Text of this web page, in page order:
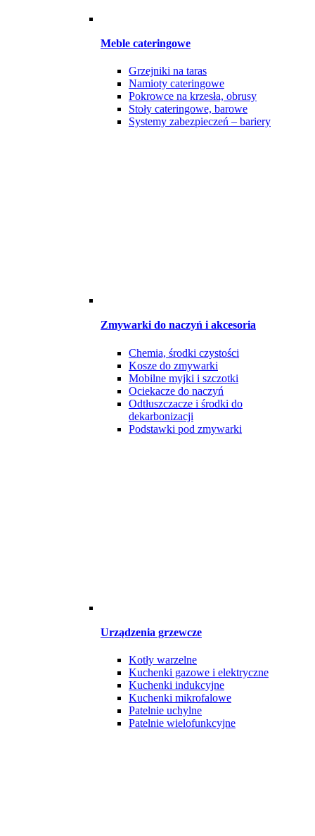
Meble cateringowe
Grzejniki na taras
Namioty cateringowe
Pokrowce na krzesła, obrusy
Stoły cateringowe, barowe
Systemy zabezpieczeń – bariery
Zmywarki do naczyń i akcesoria
Chemia, środki czystości
Kosze do zmywarki
Mobilne myjki i szczotki
Ociekacze do naczyń
Odtłuszczacze i środki do
dekarbonizacji
Podstawki pod zmywarki
Urządzenia grzewcze
Kotły warzelne
Kuchenki gazowe i elektryczne
Kuchenki indukcyjne
Kuchenki mikrofalowe
Patelnie uchylne
Patelnie wielofunkcyjne